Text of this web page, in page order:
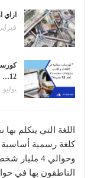
ازاي
فبراير 4, 2023
12…
يوليو 11, 2021
وحوالي 4